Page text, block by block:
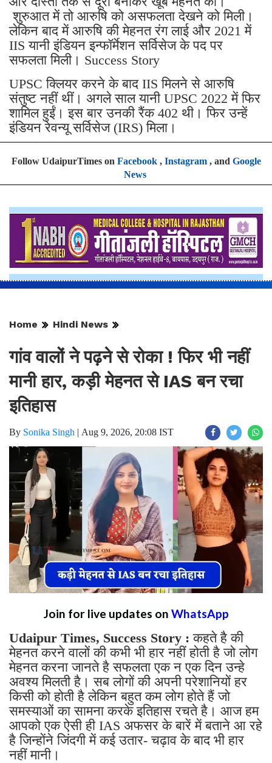
शुरुआत में तो आरुषि को असफलता देखने को मिली।
लेकिन बाद में आरुषि की मेहनत रंग लाई और 2021 में
IIS यानी इंडियन इन्फॉर्मेशन सर्विसेज के पद पर
सफलता मिली। Success Story
UPSC क्लियर करने के बाद IIS मिलने से आरुषि
संतुष्ट नहीं थीं। अगले साल यानी UPSC 2022 में फिर
शामिल हुईं। इस बार उनकी रैंक 402 थी। फिर उन्हें
इंडियन रेवन्यू सर्विसेज (IRS) मिला।
Follow UdaipurTimes on Facebook, Instagram, and Google
News
Home Hindi News
गांव वालों ने पढ़ने से रोका ! फिर भी नहीं
मानी हार, कड़ी मेहनत से IAS बन रचा
इतिहास
By Sonika Singh | Aug 9, 2026, 20:08 IST
Join for live updates on WhatsApp
Udaipur Times, Success Story :कहते है की
मेहनत करने वालों की कभी भी हार नहीं होती है जो लोग
मेहनत करना जानते है सफलता एक न एक दिन उन्हे
अवश्य मिलती है। सब लोगों की अपनी परेशानियों हर
किसी को होती है लेकिन बहुत कम लोग होते हैं जो
समस्याओं का सामना करके इतिहास रचते है। आज हम
आपको एक ऐसी ही IAS अफसर के बारें में बताने आ रहे
है जिन्होंने जिंदगी में कई उतार- चढ़ाव के बाद भी हार
नहीं मानी।